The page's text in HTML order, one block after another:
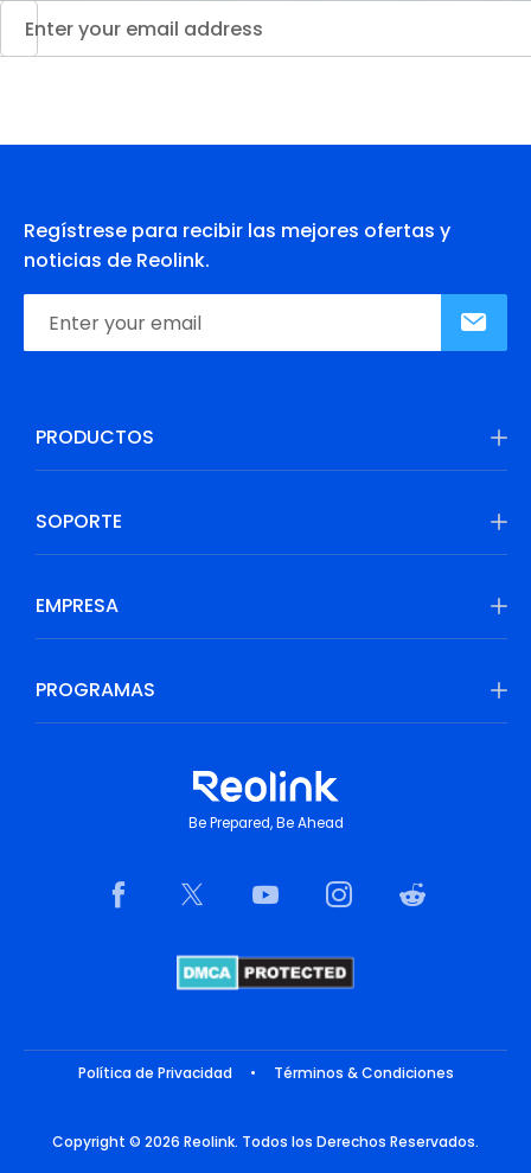
Regístrese para recibir las mejores ofertas y
noticias de Reolink.
PRODUCTOS
SOPORTE
EMPRESA
PROGRAMAS
Be Prepared, Be Ahead
Política de Privacidad • Términos & Condiciones
Copyright © 2026 Reolink. Todos los Derechos Reservados.